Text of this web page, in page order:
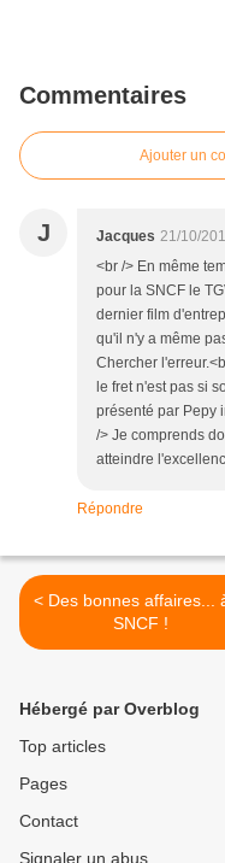
Commentaires
Ajouter un
J Jacques 21/10/
<br /> En même
pour la SNCF le
dernier film
qu'il n'y a même
Chercher
le fret n'est pas si
présenté par Pepy
/> Je comprends
atteindre
Répondre
< Des bonnes affaires... à la
SNCF !
Hébergé par Overblog
Top articles
Pages
Contact
Signaler un abus